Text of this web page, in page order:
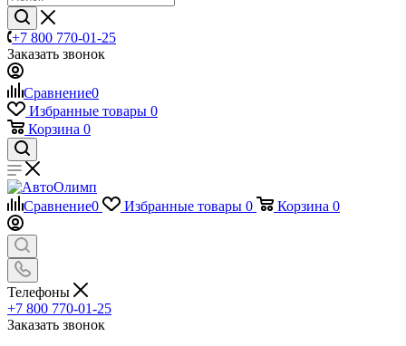
+7 800 770-01-25
Заказать звонок
Сравнение0
Избранные товары 0
Корзина 0
Сравнение0 Избранные товары 0 Корзина 0
Телефоны
+7 800 770-01-25
Заказать звонок